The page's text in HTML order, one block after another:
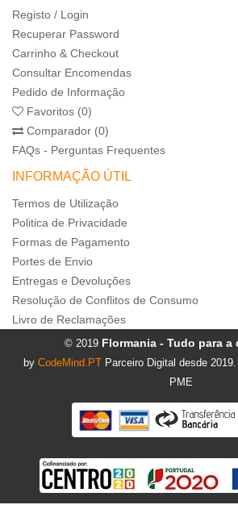
Registo / Login
Recuperar Password
Carrinho & Checkout
Consultar Encomendas
Pedido de Informação
Favoritos (0)
Comparador (0)
FAQs - Perguntas Frequentes
INFORMAÇÃO ÚTIL
Termos de Utilização
Politica de Privacidade
Formas de Pagamento
Portes de Envio
Entregas e Devoluções
Resolução de Conflitos de Consumo
Livro de Reclamações
© 2019 Flormania - Tudo para a
by CodeMind.PT Parceiro Digital desde
PME